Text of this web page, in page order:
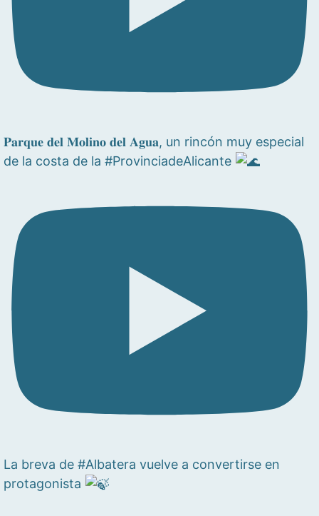
𝐏𝐚𝐫𝐪𝐮𝐞 𝐝𝐞𝐥 𝐌𝐨𝐥𝐢𝐧𝐨 𝐝𝐞𝐥 𝐀𝐠𝐮𝐚, un rincón muy especial
de la costa de la #ProvinciadeAlicante
La breva de #Albatera vuelve a convertirse en
protagonista